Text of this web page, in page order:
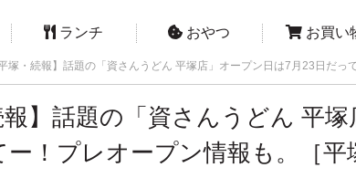
ランチ おやつ お買い
平塚・続報】話題の「資さんうどん 平塚店」オープン日は7月23日だっ
報】話題の「資さんうどん 平
！プレオープン情報も。［平